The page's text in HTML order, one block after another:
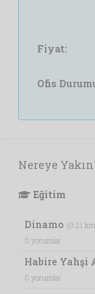
Fiyat:
Ofis
Nereye
Eğitim
Dinamo (0.21
0 yorumlar
Habire Yahşi
0 yorumlar